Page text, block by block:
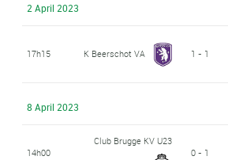
2 April 2023
17h15 K Beerschot VA 1 - 1
8 April 2023
14h00
Club Brugge KV U23
0 - 1